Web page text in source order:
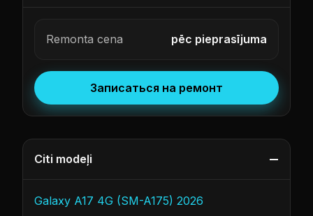
Remonta cena pēc pieprasījuma
Записаться на ремонт
Citi modeļi
Galaxy A17 4G (SM-A175) 2026